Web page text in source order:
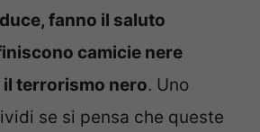
fanno il saluto
camicie nere
terrorismo nero. Uno
se si pensa che queste